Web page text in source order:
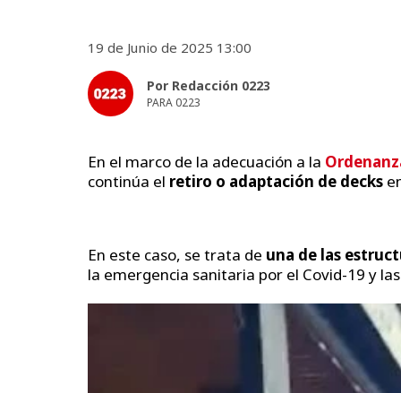
19 de Junio de 2025 13:00
Por Redacción 0223
PARA 0223
En el marco de la adecuación a la
continúa el retiro o adaptación de decks
En este caso, se trata de una de las
la emergencia sanitaria por el Covid-19 y